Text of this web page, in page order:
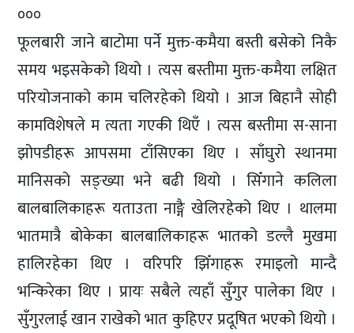
०००
फूलबारी जाने बाटोमा पर्ने मुक्त-कमैया बस्ती बसेको निकै
समय भइसकेको थियो । त्यस बस्तीमा मुक्त-कमैया लक्षित
परियोजनाको काम चलिरहेको थियो । आज बिहानै सोही
कामविशेषले म त्यता गएकी थिएँ । त्यस बस्तीमा स-साना
झोपडीहरू आपसमा टाँसिएका थिए । साँघुरो स्थानमा
मानिसको सङ्ख्या भने बढी थियो । सिँगाने कलिला
बालबालिकाहरू यताउता नाङ्गै खेलिरहेको थिए । थालमा
भातमात्रै बोकेका बालबालिकाहरू भातको डल्लै मुखमा
हालिरहेका थिए । वरिपरि झिँगाहरू रमाइलो मान्दै
भन्किरेका थिए । प्रायः सबैले त्यहाँ सुँगुर पालेका थिए ।
सुँगुरलाई खान राखेको भात कुहिएर प्रदूषित भएको थियो ।